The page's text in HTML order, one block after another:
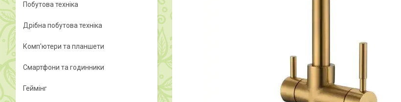
Побутова техніка
Дрібна побутова техніка
Комп'ютери та планшети
Смартфони та годинники
Геймінг